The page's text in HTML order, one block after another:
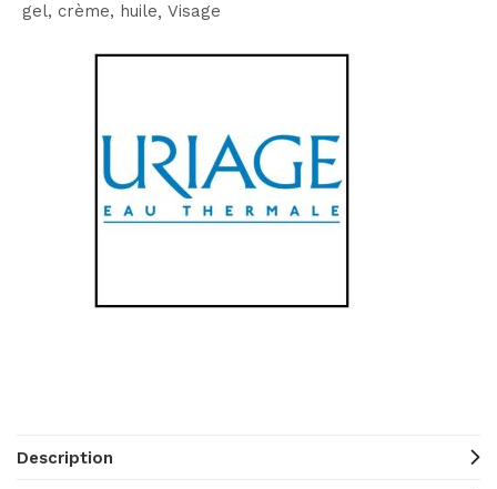
gel, crème, huile Visage
Description